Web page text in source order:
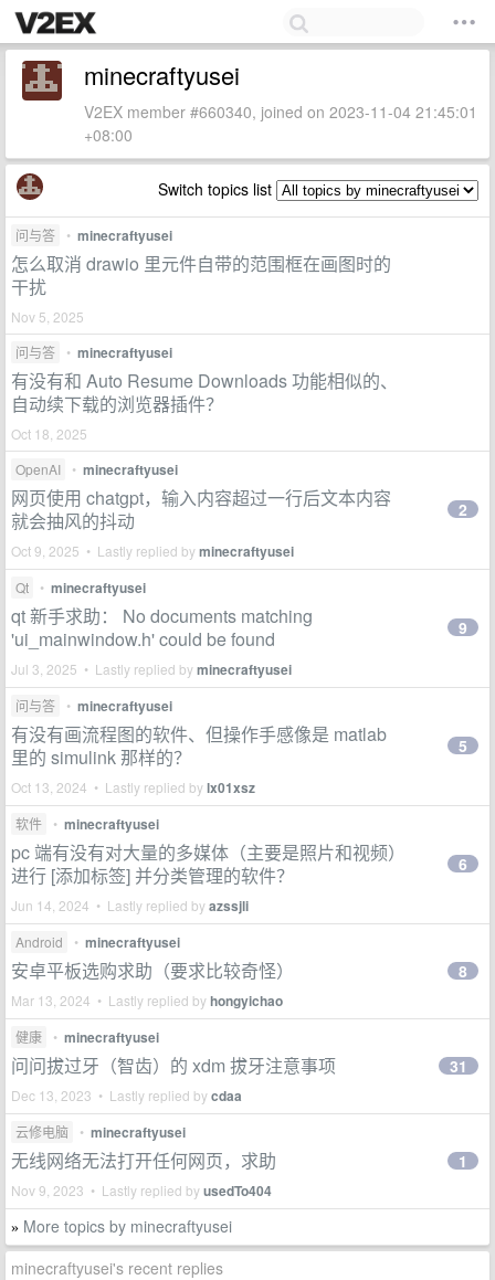
minecraftyusei
V2EX member #660340, joined on 2023-11-04 21:45:01
+08:00
Switch topics list
问与答 • minecraftyusei
怎么取消 drawio 里元件自带的范围框在画图时的
干扰
Nov 5, 2025
问与答
• minecraftyusei
有没有和 Auto Resume Downloads 功能相似的、
自动续下载的浏览器插件？
Oct 18, 2025
OpenAI
• minecraftyusei
网页使用 chatgpt，输入内容超过一行后文本内容
就会抽风的抖动
Oct 9, 2025 • Lastly replied byminecraftyusei
2
Qt • minecraftyusei
qt 新手求助： No documents matching
'ui_mainwindow.h' could be found
Jul 3, 2025 • Lastly replied byminecraftyusei
9
问与答 • minecraftyusei
有没有画流程图的软件、但操作手感像是 matlab
里的 simulink 那样的？
Oct 13, 2024 • Lastly replied bylx01xsz
5
软件 • minecraftyusei
pc 端有没有对大量的多媒体（主要是照片和视频）
进行 [添加标签] 并分类管理的软件？
Jun 14, 2024 • Lastly replied byazssjli
6
Android • minecraftyusei
安卓平板选购求助（要求比较奇怪）
Mar 13, 2024 • Lastly replied byhongyichao
8
健康 • minecraftyusei
问问拔过牙（智齿）的 xdm 拔牙注意事项
Dec 13, 2023 • Lastly replied bycdaa
31
云修电脑 • minecraftyusei
无线网络无法打开任何网页，求助
Nov 9, 2023 • Lastly replied byusedTo404
1
» More topics by minecraftyusei
minecraftyusei's recent replies